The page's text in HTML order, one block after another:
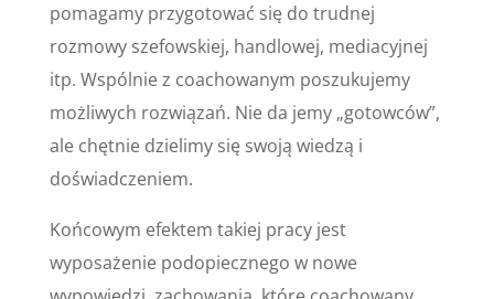
pomagamy przygotować się do trudnej
rozmowy szefowskiej, handlowej, mediacyjnej
itp. Wspólnie z coachowanym poszukujemy
możliwych rozwiązań. Nie da jemy „gotowców”,
ale chętnie dzielimy się swoją wiedzą i
doświadczeniem.
Końcowym efektem takiej pracy jest
wyposażenie podopiecznego w nowe